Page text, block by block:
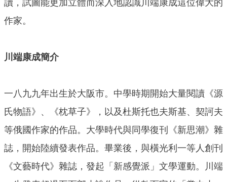
讀，試圖能更加立體而深入地認識川端康成這位偉大的
作家。
川端康成簡介
一八九九年出生於大阪市。中學時期開始大量閱讀《源
氏物語》、《枕草子》，以及杜斯托也夫斯基、契訶夫
等俄國作家的作品。大學時代與同學復刊《新思潮》雜
誌，開始陸續發表作品。畢業後，與橫光利一等人創刊
《文藝時代》雜誌，發起「新感覺派」文學運動。川端